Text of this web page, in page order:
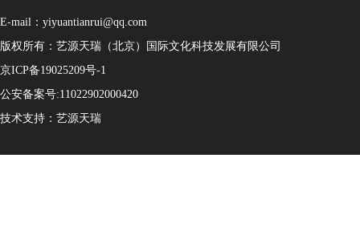
E-mail：yiyuantianrui@qq.com
版权所有：艺源天瑞（北京）国际文化科技发展有限公司
京ICP备19025209号-1
公安备案号:11022902000420
技术支持： 艺源天瑞